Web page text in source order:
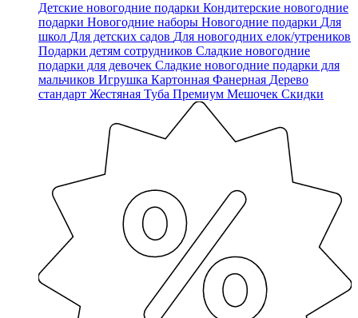
Детские новогодние подарки Кондитерские новогодние
подарки Новогодние наборы Новогодние подарки Для
школ Для детских садов Для новогодних елок/утреников
Подарки детям сотрудников Сладкие новогодние
подарки для девочек Сладкие новогодние подарки для
мальчиков Игрушка Картонная Фанерная Дерево
стандарт Жестяная Туба Премиум Мешочек Скидки